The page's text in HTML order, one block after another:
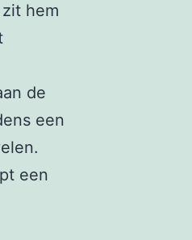
hem
de
een
een